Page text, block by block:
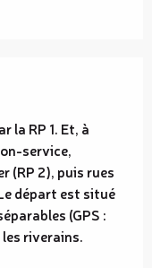
la RP 1. Et, à
service,
(RP 2), puis rues
départ est situé
(GPS :
riverains.